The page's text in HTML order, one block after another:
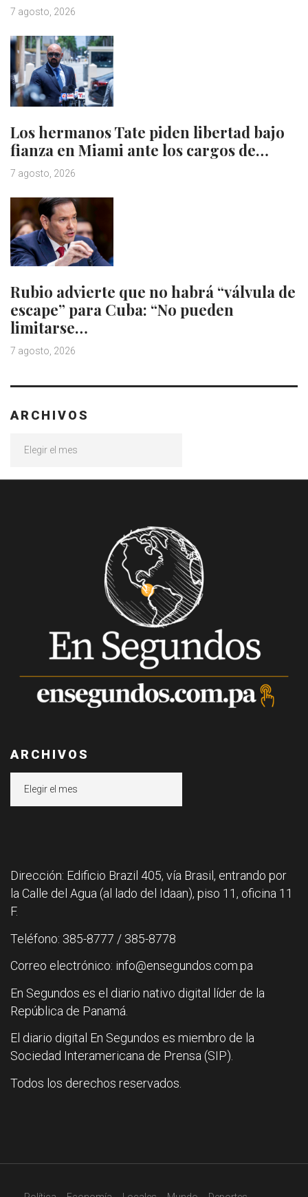
7 agosto, 2026
Los hermanos Tate piden libertad bajo
fianza en Miami ante los cargos de…
7 agosto, 2026
Rubio advierte que no habrá “válvula de
escape” para Cuba: “No pueden
limitarse…
7 agosto, 2026
ARCHIVOS
ARCHIVOS
Dirección: Edificio Brazil 405, vía Brasil, entrando por
la Calle del Agua (al lado del Idaan), piso 11, oficina 11
F.
Teléfono: 385-8777 / 385-8778
Correo electrónico: info@ensegundos.com.pa
En Segundos es el diario nativo digital líder de la
República de Panamá.
El diario digital En Segundos es miembro de la
Sociedad Interamericana de Prensa (SIP).
Todos los derechos reservados.